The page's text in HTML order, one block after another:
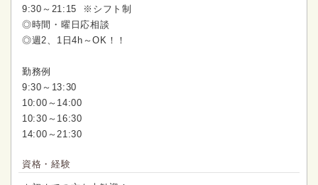
9:30～21:15 ※シフト制
◎時間・曜日応相談
◎週2、1日4h～OK！！
勤務例
9:30～13:30
10:00～14:00
10:30～16:30
14:00～21:30
資格・経験